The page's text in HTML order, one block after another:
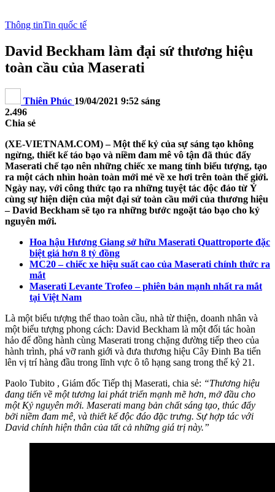
Thông tinTin quốc tế
David Beckham làm đại sứ thương hiệu
toàn cầu của Maserati
Thiên Phúc 19/04/2021 9:52 sáng
2.496
Chia sẻ
(XE-VIETNAM.COM) – Một thế kỷ của sự sáng tạo không
ngừng, thiết kế táo bạo và niềm đam mê vô tận đã thúc đẩy
Maserati chế tạo nên những chiếc xe mang tính biểu tượng, tạo
ra một cách nhìn hoàn toàn mới mẻ về xe hơi trên toàn thế giới.
Ngày nay, với công thức tạo ra những tuyệt tác độc đáo từ Ý
cùng sự hiện diện của một đại sứ toàn cầu mới của thương hiệu
– David Beckham sẽ tạo ra những bước ngoặt táo bạo cho kỷ
nguyên mới.
Hoa hậu Hương Giang sở hữu Maserati Quattroporte đặc
biệt giá hơn 8 tỷ đồng
MC20 – chiếc xe hiệu suất cao của Maserati chính thức ra
mắt
Maserati Levante Trofeo – phiên bản mạnh nhất ra mắt
tại Việt Nam
Là một biểu tượng thể thao toàn cầu, nhà từ thiện, doanh nhân và
một biểu tượng phong cách: David Beckham là một đối tác hoàn
hảo để đồng hành cùng Maserati trong chặng đường tiếp theo của
hành trình, phá vỡ ranh giới và đưa thương hiệu Cây Đinh Ba tiến
lên vị trí hàng đầu trong lĩnh vực ô tô hạng sang trong thế kỷ 21.
Paolo Tubito , Giám đốc Tiếp thị Maserati, chia sẻ: “Thương hiệu
đang tiến về một tương lai phát triển mạnh mẽ hơn, mở đầu cho
một Kỷ nguyên mới. Maserati mang bản chất sáng tạo, thúc đẩy
bởi niềm đam mê, và thiết kế độc đáo đặc trưng. Sự hợp tác với
David chính hiện thân của tất cả những giá trị này.”